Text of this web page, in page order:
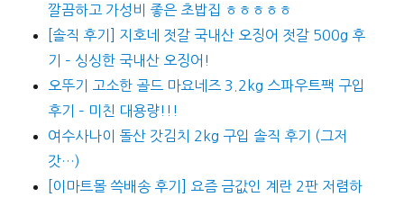
깔끔하고 가성비 좋은 초밥집 ㅎㅎㅎㅎㅎ
[솔직 후기] 지호네 젓갈 국내산 오징어 젓갈 500g 후
기 – 싱싱한 국내산 오징어!
오뚜기 고소한 골드 마요네즈 3.2kg 스파우트팩 구입
후기 – 미친 대용량!!!
여수사나이 돌산 갓김치 2kg 구입 솔직 후기 (그저
갓…)
[이마트몰 쓱배송 후기] 요즘 금값인 계란 2판 저렴하